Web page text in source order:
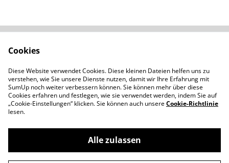
Kontaktieren Sie uns
Datenschutzbestimm
ungen von SumUp
Cookie-Richtlinie
©2026Moncale - Handgemachtes aus Polymerton
Cookies
Diese Website verwendet Cookies. Diese kleinen Dateien helfen uns zu
verstehen, wie Sie unsere Dienste nutzen, damit wir Ihre Erfahrung mit
SumUp noch weiter verbessern können. Sie können mehr über diese
Cookies erfahren und festlegen, wie sie verwendet werden, indem Sie auf
„Cookie-Einstellungen“ klicken. Sie können auch unsereCookie-Richtlinie
lesen.
Alle zulassen